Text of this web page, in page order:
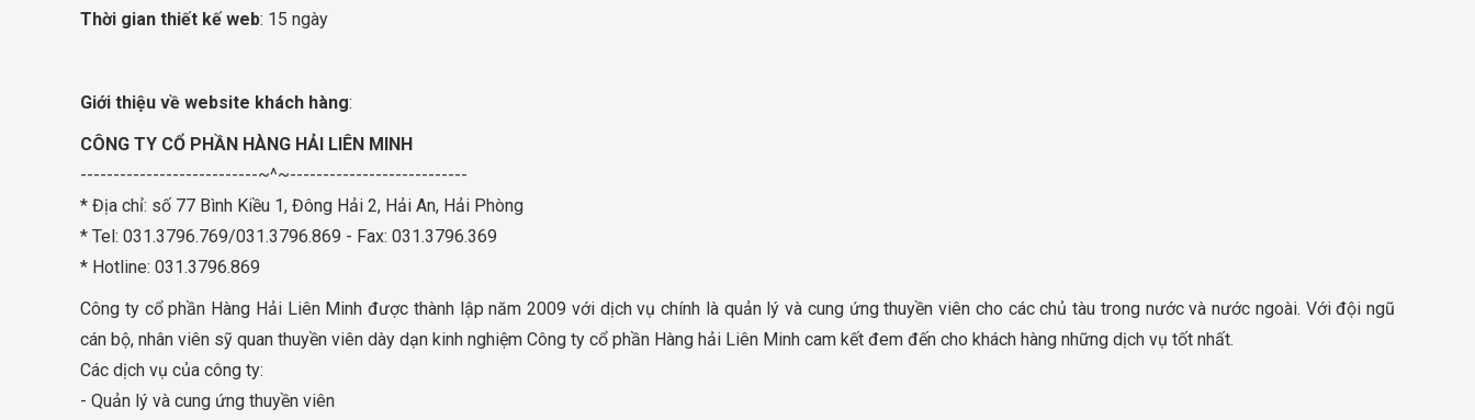
Thời gian thiết kế web: 15 ngày
Giới thiệu về website khách hàng:
CÔNG TY CỔ PHẦN HÀNG HẢI LIÊN MINH
---------------------------~^~---------------------------
* Địa chỉ: số 77 Bình Kiều 1, Đông Hải 2, Hải An, Hải Phòng
* Tel: 031.3796.769/031.3796.869 - Fax: 031.3796.369
* Hotline: 031.3796.869
Công ty cổ phần Hàng Hải Liên Minh được thành lập năm 2009 với dịch vụ chính là quản lý và cung ứng thuyền viên cho các chủ tàu trong nước và nước ngoài. Với đội ngũ
cán bộ, nhân viên sỹ quan thuyền viên dày dạn kinh nghiệm Công ty cổ phần Hàng hải Liên Minh cam kết đem đến cho khách hàng những dịch vụ tốt nhất.
Các dịch vụ của công ty:
- Quản lý và cung ứng thuyền viên